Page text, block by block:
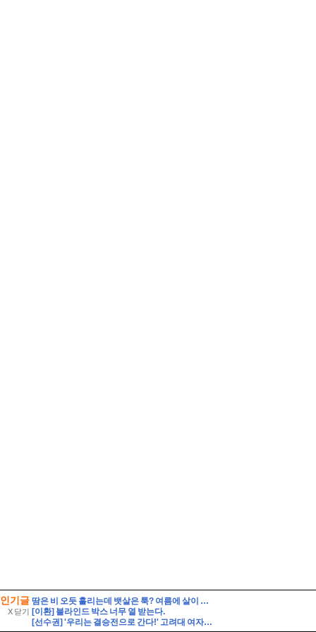
인기글
X 닫기
땀은 비 오듯 흘리는데 뱃살은 툭? 여름에 살이 찌는 이유
[이환] 블라인드 박스 너무 열 받는다.
[선수권] '우리는 결승전으로 간다!' 고려대 여자축구부, 위덕대에 2-0 승리.